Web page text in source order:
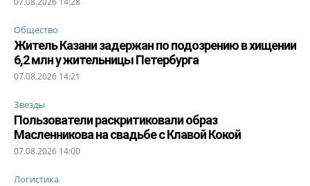
Общество
Житель Казани задержан по подозрению в хищении
6,2 млн у жительницы Петербурга
07.08.2026 14:21
Звезды
Пользователи раскритиковали образ
Масленникова на свадьбе с Клавой Кокой
07.08.2026 14:00
Логистика